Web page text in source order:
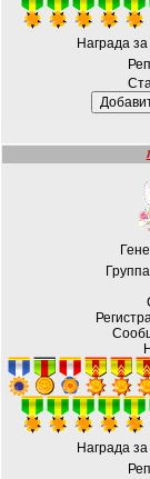
Награда
Награда